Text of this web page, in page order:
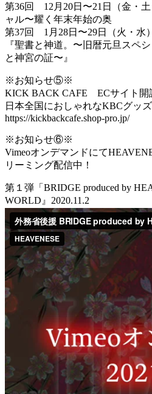
第36回 12月20日〜21日（金・
ャル〜耀く年末年始の奥
第37回 1月28日〜29日（火・水）
『聖書と神道。〜旧暦元旦スペ
と神宮の証〜』
※お知らせ⑤※
KICK BACK CAFE ECサイト開
日本全国におしゃれなKBCグッズ
https://kickbackcafe.shop-pro.jp/
※お知らせ⑥※
Vimeoオンデマンドにて
リーミング配信中！
第１弾「BRIDGE produced by
WORLD』2020.11.2